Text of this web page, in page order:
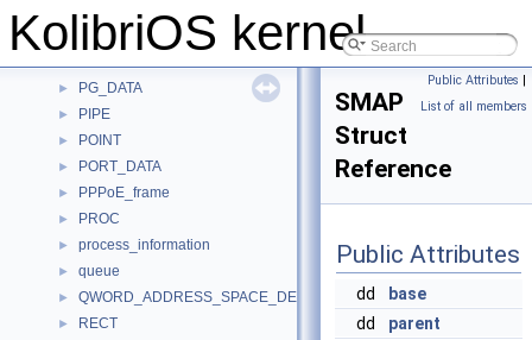
KolibriOS kernel
► PARTITION_TABLE_ENTRY
► PG_DATA
► PIPE
► POINT
► PORT_DATA
► PPPoE_frame
► PROC
► process_information
► queue
► QWORD_ADDRESS_SPACE_DESCRIPTOR
► RECT
Public Attributes |
List of all members
SMAP
Struct
Reference
Public Attributes
dd
base
dd
parent